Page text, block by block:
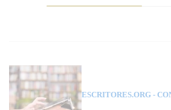
ESCRITORES.ORG -